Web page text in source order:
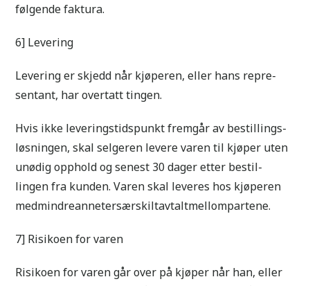
følgende faktura.
6] Levering
Levering er skjedd når kjøperen, eller hans repre-
sentant, har overtatt tingen.
Hvis ikke leveringstidspunkt fremgår av bestillings-
løsningen, skal selgeren levere varen til kjøper uten
unødig opphold og senest 30 dager etter bestil-
lingen fra kunden. Varen skal leveres hos kjøperen
medmindreannetersærskiltavtaltmellompartene.
7] Risikoen for varen
Risikoen for varen går over på kjøper når han, eller